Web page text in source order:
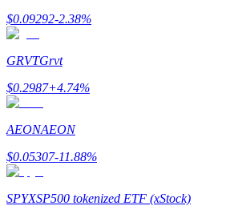
Bitrue AI
$0.09292-2.38%
GRVTGrvt
$0.2987+4.74%
AEONAEON
$0.05307-11.88%
SPYXSP500 tokenized ETF (xStock)